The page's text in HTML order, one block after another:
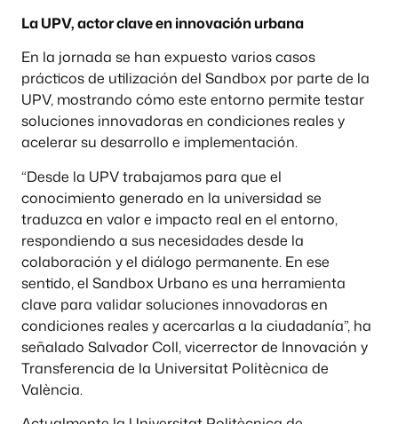
La UPV, actor clave en innovación urbana
En la jornada se han expuesto varios casos
prácticos de utilización del Sandbox por parte de la
UPV, mostrando cómo este entorno permite testar
soluciones innovadoras en condiciones reales y
acelerar su desarrollo e implementación.
“Desde la UPV trabajamos para que el
conocimiento generado en la universidad se
traduzca en valor e impacto real en el entorno,
respondiendo a sus necesidades desde la
colaboración y el diálogo permanente. En ese
sentido, el Sandbox Urbano es una herramienta
clave para validar soluciones innovadoras en
condiciones reales y acercarlas a la ciudadanía”, ha
señalado Salvador Coll, vicerrector de Innovación y
Transferencia de la Universitat Politècnica de
València.